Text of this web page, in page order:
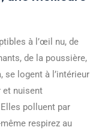
à l’œil nu, de
de la poussière,
se logent à l’intérieur
et nuisent
polluent par
respirez au